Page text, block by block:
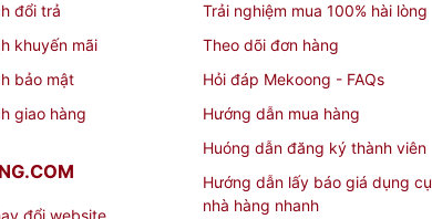
Hiện đại
18 cm - Daisy Ly's - Trắng
đổi trả
khuyến mãi
bảo mật
giao hàng
đổi website
Trải nghiệm mua 100% hài lòng
Theo dõi đơn hàng
Hỏi đáp Mekoong - FAQs
Hướng dẫn mua hàng
Huóng dẫn đăng ký thành viên
Hướng dẫn lấy báo giá dụng cụ
nhà hàng nhanh